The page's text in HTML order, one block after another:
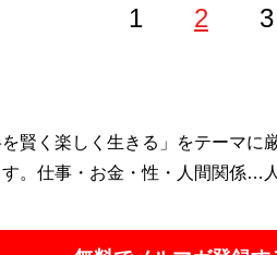
1 2 3
。龍谷大学大学院修了。キャバ
・アングラ文化にも精通。X（
賢く楽しく生きる」をテーマに
。仕事・お金・性・人間関係…